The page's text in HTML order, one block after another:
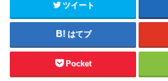
ツイート
はてブ
Pocket